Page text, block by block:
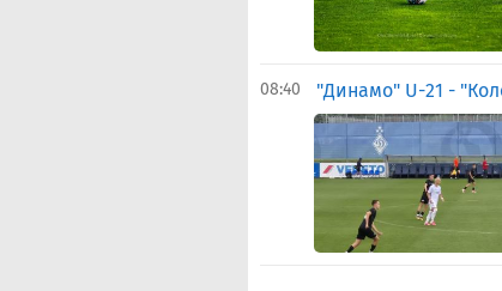
08:40 "Динамо" U-21 -